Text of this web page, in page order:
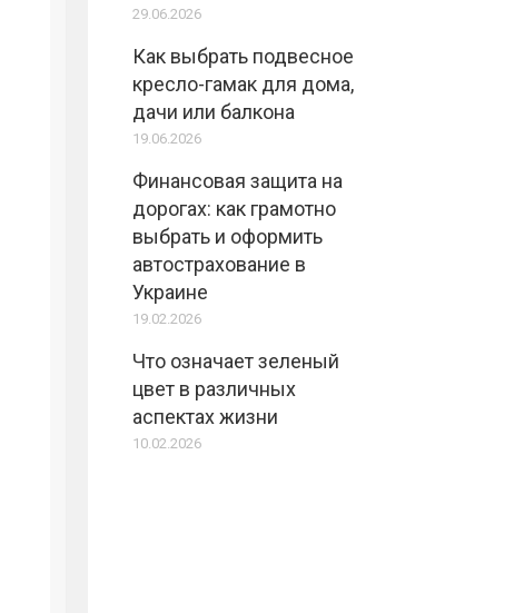
29.06.2026
Как выбрать подвесное
кресло-гамак для дома,
дачи или балкона
19.06.2026
Финансовая защита на
дорогах: как грамотно
выбрать и оформить
автострахование в
Украине
19.02.2026
Что означает зеленый
цвет в различных
аспектах жизни
10.02.2026